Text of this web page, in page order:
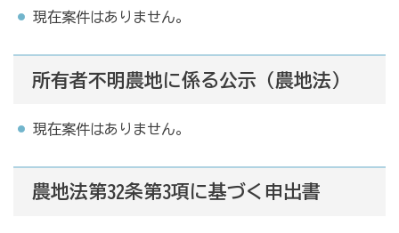
現在案件はありません。
所有者不明農地に係る公示（農地法）
現在案件はありません。
農地法第32条第3項に基づく申出書